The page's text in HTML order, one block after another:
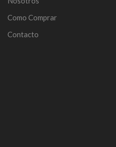
Como Comprar
Contacto